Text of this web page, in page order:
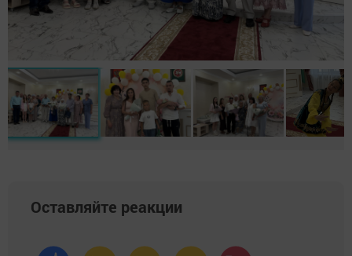
Оставляйте реакции